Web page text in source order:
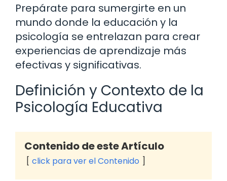
Prepárate para sumergirte en un
mundo donde la educación y la
psicología se entrelazan para crear
experiencias de aprendizaje más
efectivas y significativas.
Definición y Contexto de la
Psicología Educativa
Contenido de este Artículo
click para ver el Contenido